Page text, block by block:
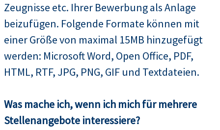
Zeugnisse etc. Ihrer Bewerbung als Anlage
beizufügen. Folgende Formate können mit
einer Größe von maximal 15MB hinzugefügt
werden: Microsoft Word, Open Office, PDF,
HTML, RTF, JPG, PNG, GIF und Textdateien.
Was mache ich, wenn ich mich für mehrere
Stellenangebote interessiere?